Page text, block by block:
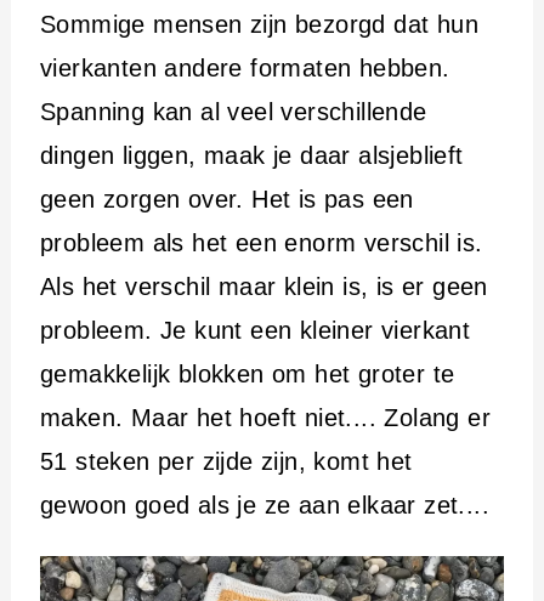
Sommige mensen zijn bezorgd dat hun
vierkanten andere formaten hebben.
Spanning kan al veel verschillende
dingen liggen, maak je daar alsjeblieft
geen zorgen over. Het is pas een
probleem als het een enorm verschil is.
Als het verschil maar klein is, is er geen
probleem. Je kunt een kleiner vierkant
gemakkelijk blokken om het groter te
maken. Maar het hoeft niet.... Zolang er
51 steken per zijde zijn, komt het
gewoon goed als je ze aan elkaar zet....